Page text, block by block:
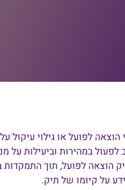
לפועל או גילוי עיקול
במהירות וביעילות על
הוצאה לפועל, תוך התמקדות
על קיומו של תיק.